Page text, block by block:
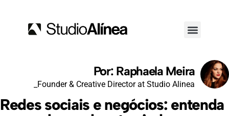
Por: Raphaela Meira
_Founder & Creative Director at Studio Alinea
Redes sociais e negócios: entenda